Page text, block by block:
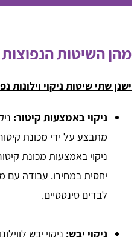
מהן השיטות הנפוצות
ישנן שתי שיטות ניקוי וילונות
ניקוי באמצעות קיטור:
מתבצע על ידי מכונת
ניקוי באמצעות מכונת
יחסית במחירו. עבודה עם
לבדים סינטטיים.
ניקוי יבש: ניקוי יבש